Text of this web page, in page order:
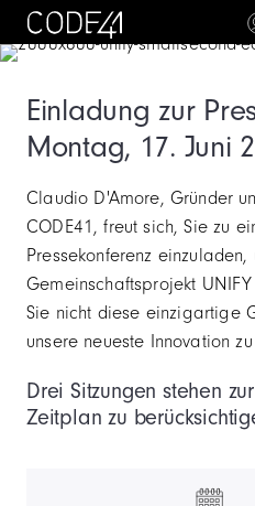
Einladung zur
Montag, 17. Juni
Claudio D'Amore, Gründer
CODE41, freut sich, Sie zu
Pressekonferenz einzuladen,
Gemeinschaftsprojekt
Sie nicht diese einzigartige
unsere neueste Innovation
Drei Sitzungen stehen
Zeitplan zu